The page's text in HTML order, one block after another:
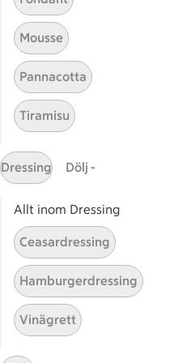
Massa erbjudanden
Bli stammis på ICA
ICAs inspirationsmejl
Prenumerera
Handla
ICAs matkasse
Catering
Apotek Hjärtat
Handla som företag
Gaston
Mousse
Pannacotta
Tiramisu
Dressing Dölj -
Allt inom Dressing
Ceasardressing
Hamburgerdressing
Vinägrett